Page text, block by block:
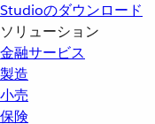
Studioのダウンロード
ソリューション
金融サービス
製造
小売
保険